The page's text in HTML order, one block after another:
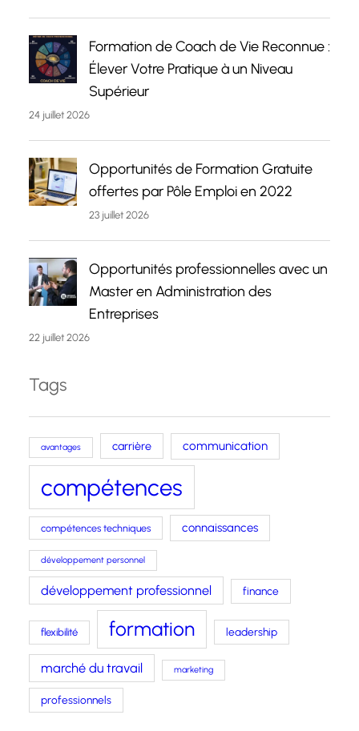
Formation de Coach de Vie Reconnue :
Élever Votre Pratique à un Niveau
Supérieur
24 juillet 2026
Opportunités de Formation Gratuite
offertes par Pôle Emploi en 2022
23 juillet 2026
Opportunités professionnelles avec un
Master en Administration des
Entreprises
22 juillet 2026
Tags
avantages carrière communication
compétences
compétences techniques connaissances
développement personnel
développement professionnel finance
flexibilité formation leadership
marché du travail marketing
professionnels